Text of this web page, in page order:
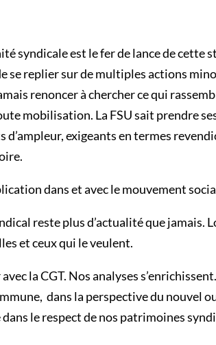
syndicale est le fer de lance de
se replier sur de multiples actions
renoncer à chercher ce qui
mobilisation. La FSU sait prendre
exigeants en termes
dans et avec le mouvement
reste plus d’actualité que jamais.
et ceux qui le veulent.
la CGT. Nos analyses
dans la perspective du nouvel
le respect de nos patrimoines